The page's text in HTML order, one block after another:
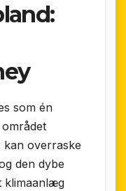
som én
kan overraske
den dybe
klimaanlæg